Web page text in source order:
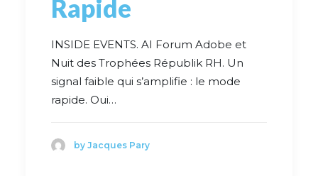
Rapide
INSIDE EVENTS. AI Forum Adobe et
Nuit des Trophées Républik RH. Un
signal faible qui s’amplifie : le mode
rapide. Oui…
by Jacques Pary